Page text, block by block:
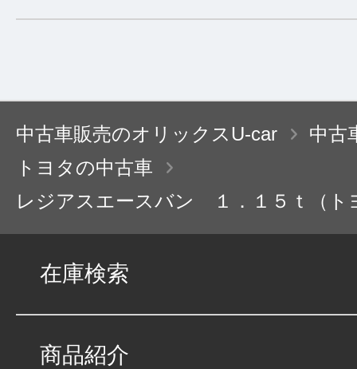
中古車販売のオリックスU-car
中古
トヨタの中古車
レジアスエースバン １．１５ｔ（ト
在庫検索
商品紹介